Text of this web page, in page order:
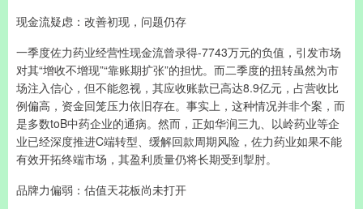
现金流疑虑：改善初现，问题仍存
一季度佐力药业经营性现金流曾录得-7743万元的负值，引发市场
对其“增收不增现”“靠账期扩张”的担忧。而二季度的扭转虽然为市
场注入信心，但不能忽视，其应收账款已高达8.9亿元，占营收比
例偏高，资金回笼压力依旧存在。事实上，这种情况并非个案，而
是多数toB中药企业的通病。然而，正如华润三九、以岭药业等企
业已经深度推进C端转型、缓解回款周期风险，佐力药业如果不能
有效开拓终端市场，其盈利质量仍将长期受到掣肘。
品牌力偏弱：估值天花板尚未打开